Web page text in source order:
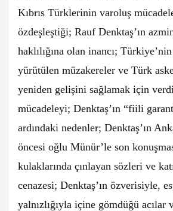
Kıbrıs Türklerinin varoluş
özdeşleştiği; Rauf Denktaş’ın
haklılığına olan inancı;
yürütülen müzakereler ve Türk
yeniden gelişini sağlamak için
mücadeleyi; Denktaş’ın “fiili
ardındaki nedenler; Denktaş’ın
öncesi oğlu Münür’le son
kulaklarında çınlayan sözleri ve
cenazesi; Denktaş’ın özverisiyle,
yalnızlığıyla içine gömdüğü